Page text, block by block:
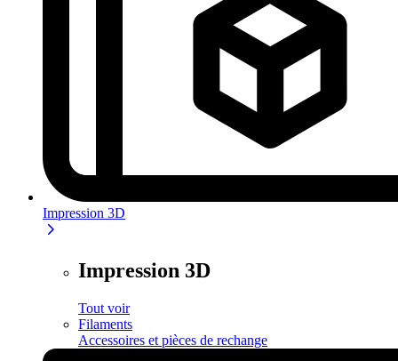
Impression 3D
Impression 3D
Tout voir
Filaments
Accessoires et pièces de rechange